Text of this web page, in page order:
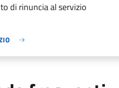
di rinuncia al servizio